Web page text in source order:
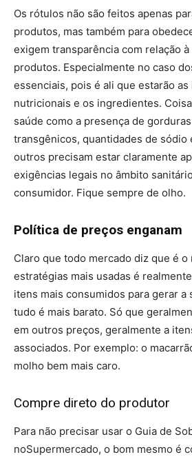
Os rótulos não são feitos apenas
produtos, mas também para
exigem transparência com relação
produtos. Especialmente no caso
essenciais, pois é ali que estarão
nutricionais e os ingredientes.
saúde como a presença de
transgênicos, quantidades de sódio
outros precisam estar claramente
exigências legais no âmbito
consumidor. Fique sempre de olho.
Política de preços enganam
Claro que todo mercado diz que é o
estratégias mais usadas é
itens mais consumidos para gerar a
tudo é mais barato. Só que
em outros preços, geralmente a
associados. Por exemplo: o
molho bem mais caro.
Compre direto do produtor
Para não precisar usar o Guia de
noSupermercado, o bom mesmo é